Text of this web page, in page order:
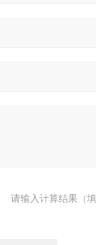
请输入计算结果（